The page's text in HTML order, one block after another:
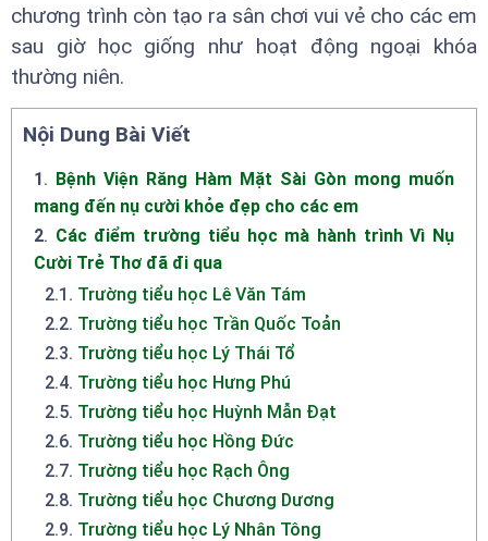
chương trình còn tạo ra sân chơi vui vẻ cho các em
sau giờ học giống như hoạt động ngoại khóa
thường niên.
Nội Dung Bài Viết
1. Bệnh Viện Răng Hàm Mặt Sài Gòn mong muốn
mang đến nụ cười khỏe đẹp cho các em
2. Các điểm trường tiểu học mà hành trình Vì Nụ
Cười Trẻ Thơ đã đi qua
2.1 . Trường tiểu học Lê Văn Tám
2.2. Trường tiểu học Trần Quốc Toản
2.3. Trường tiểu học Lý Thái Tổ
2.4. Trường tiểu học Hưng Phú
2.5. Trường tiểu học Huỳnh Mẫn Đạt
2.6. Trường tiểu học Hồng Đức
2.7. Trường tiểu học Rạch Ông
2.8. Trường tiểu học Chương Dương
2.9. Trường tiểu học Lý Nhân Tông